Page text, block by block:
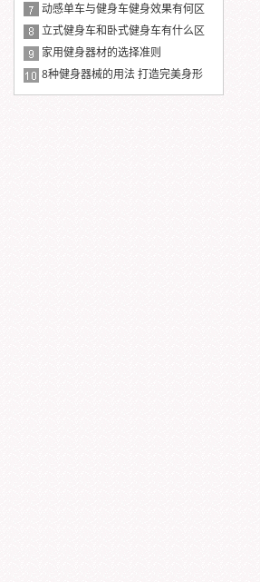
同 动感单车与健身车健身效果有何区
别？立式健身车和卧式健身车有什么区
别 家用健身器材的选择准则
8种健身器械的用法 打造完美身形